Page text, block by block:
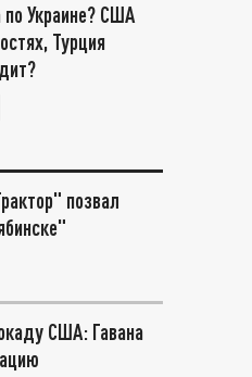
Украине? США
Турция
позвал
США: Гавана